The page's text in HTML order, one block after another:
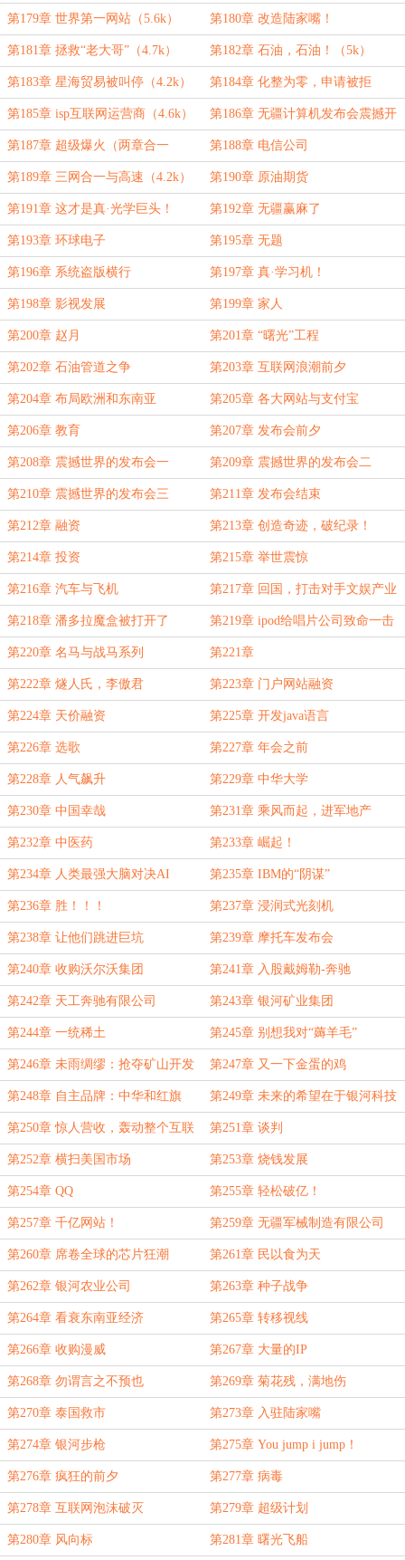
第179章 世界第一网站（5.6k） 第180章 改造陆家嘴！
第181章 拯救“老大哥”（4.7k） 第182章 石油，石油！（5k）
第183章 星海贸易被叫停（4.2k） 第184章 化整为零，申请被拒
（4.1）
第185章 isp互联网运营商（4.6k） 第186章 无疆计算机发布会震撼开
启（5.2k）
第187章 超级爆火（两章合一
4.2k）
第188章 电信公司
第189章 三网合一与高速（4.2k） 第190章 原油期货
第191章 这才是真·光学巨头！ 第192章 无疆赢麻了
第193章 环球电子 第195章 无题
第196章 系统盗版横行 第197章 真·学习机！
第198章 影视发展 第199章 家人
第200章 赵月 第201章 “曙光”工程
第202章 石油管道之争 第203章 互联网浪潮前夕
第204章 布局欧洲和东南亚 第205章 各大网站与支付宝
第206章 教育 第207章 发布会前夕
第208章 震撼世界的发布会一 第209章 震撼世界的发布会二
第210章 震撼世界的发布会三 第211章 发布会结束
第212章 融资 第213章 创造奇迹，破纪录！
第214章 投资 第215章 举世震惊
第216章 汽车与飞机 第217章 回国，打击对手文娱产业
第218章 潘多拉魔盒被打开了 第219章 ipod给唱片公司致命一击
第220章 名马与战马系列 第221章
第222章 燧人氏，李傲君 第223章 门户网站融资
第224章 天价融资 第225章 开发java语言
第226章 选歌 第227章 年会之前
第228章 人气飙升 第229章 中华大学
第230章 中国幸哉 第231章 乘风而起，进军地产
第232章 中医药 第233章 崛起！
第234章 人类最强大脑对决AI 第235章 IBM的“阴谋”
第236章 胜！！！ 第237章 浸润式光刻机
第238章 让他们跳进巨坑 第239章 摩托车发布会
第240章 收购沃尔沃集团 第241章 入股戴姆勒-奔驰
第242章 天工奔驰有限公司 第243章 银河矿业集团
第244章 一统稀土 第245章 别想我对“薅羊毛”
第246章 未雨绸缪：抢夺矿山开发
权
第247章 又一下金蛋的鸡
第248章 自主品牌：中华和红旗 第249章 未来的希望在于银河科技
公司
第250章 惊人营收，轰动整个互联
网
第251章 谈判
第252章 横扫美国市场 第253章 烧钱发展
第254章 QQ 第255章 轻松破亿！
第257章 千亿网站！ 第259章 无疆军械制造有限公司
第260章 席卷全球的芯片狂潮 第261章 民以食为天
第262章 银河农业公司 第263章 种子战争
第264章 看衰东南亚经济 第265章 转移视线
第266章 收购漫威 第267章 大量的IP
第268章 勿谓言之不预也 第269章 菊花残，满地伤
第270章 泰国救市 第273章 入驻陆家嘴
第274章 银河步枪 第275章 You jump i jump！
第276章 疯狂的前夕 第277章 病毒
第278章 互联网泡沫破灭 第279章 超级计划
第280章 风向标 第281章 曙光飞船